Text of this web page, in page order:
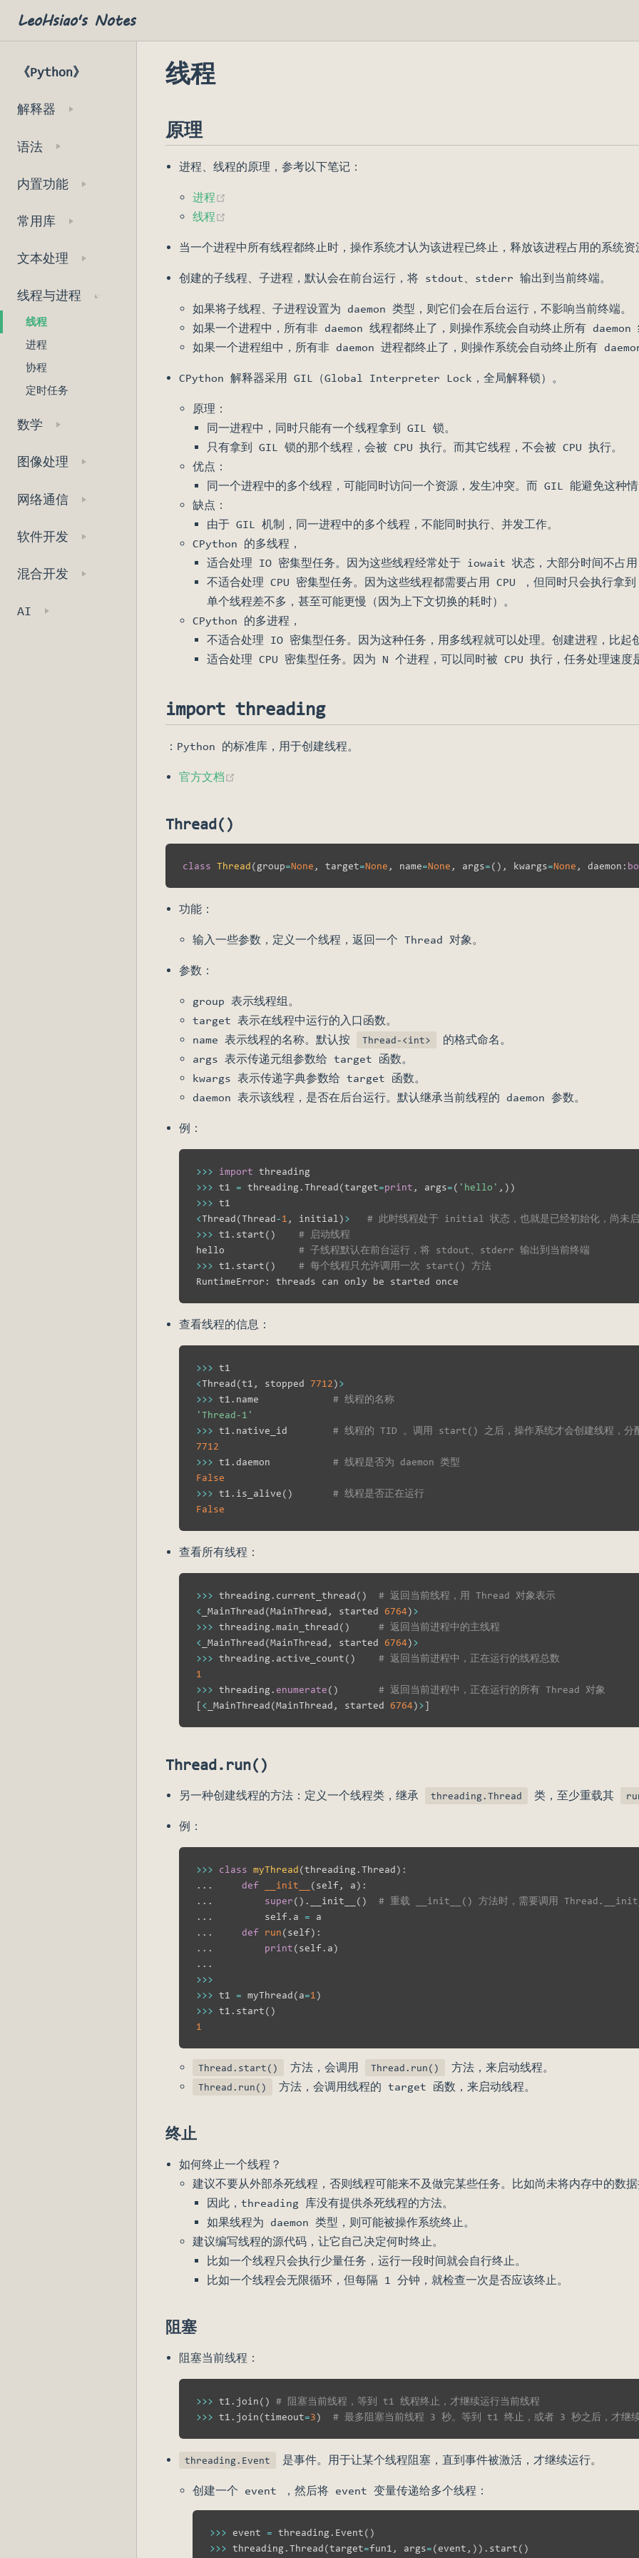
LeoHsiao's Notes
《Python》
解释器
语法
内置功能
常用库
文本处理
线程与进程
线程
进程
协程
定时任务
数学
图像处理
网络通信
软件开发
混合开发
AI
线程
原理
进程、线程的原理，参考以下笔记：
进程
线程
当一个进程中所有线程都终止时，操作系统才认为该进程已终止，释放该进程占用的系统
创建的子线程、子进程，默认会在前台运行，将 stdout、stderr 输出到当前终端。
如果将子线程、子进程设置为 daemon 类型，则它们会在后台运行，不影响当前终端。
如果一个进程中，所有非 daemon 线程都终止了，则操作系统会自动终止所有 daemon
如果一个进程组中，所有非 daemon 进程都终止了，则操作系统会自动终止所有
CPython 解释器采用 GIL（Global Interpreter Lock，全局解释锁）。
原理：
同一进程中，同时只能有一个线程拿到 GIL 锁。
只有拿到 GIL 锁的那个线程，会被 CPU 执行。而其它线程，不会被 CPU 执行。
优点：
同一个进程中的多个线程，可能同时访问一个资源，发生冲突。而 GIL 能避免这种
缺点：
由于 GIL 机制，同一进程中的多个线程，不能同时执行、并发工作。
CPython 的多线程，
适合处理 IO 密集型任务。因为这些线程经常处于 iowait 状态，大部分时间不占
不适合处理 CPU 密集型任务。因为这些线程都需要占用 CPU ，但同时只会执行拿
单个线程差不多，甚至可能更慢（因为上下文切换的耗时）。
CPython 的多进程，
不适合处理 IO 密集型任务。因为这种任务，用多线程就可以处理。创建进程，比起
适合处理 CPU 密集型任务。因为 N 个进程，可以同时被 CPU 执行，任务处理速
import threading
：Python 的标准库，用于创建线程。
官方文档
Thread()
class Thread(group=None , target=None , name=None , args=( ) , kwargs=None , daemon :
功能：
输入一些参数，定义一个线程，返回一个 Thread 对象。
参数：
group 表示线程组。
target 表示在线程中运行的入口函数。
name 表示线程的名称。默认按
Thread-<int>
的格式命名。
args 表示传递元组参数给 target 函数。
kwargs 表示传递字典参数给 target 函数。
daemon 表示该线程，是否在后台运行。默认继承当前线程的 daemon 参数。
例：
>>> import
>>> t1 = threading .Thread(target=print , args=( 'hello' , ) )
>>>
<Thread(Thread-1 , initial )>
# 此时线程处于 initial 状态，也就是已经初始化，尚未
>>> t1 . start( )
# 启动线程
hello # 子线程默认在前台运行，将 stdout、stderr 输出到当前终端
>>> t1 . start( )
# 每个线程只允许调用一次 start() 方法
RuntimeError :
查看线程的信息：
>>>
<Thread(t1 , stopped 7712)>
>>> t1 . name # 线程的名称
'Thread-1'
>>> t1 . native_id # 线程的 TID 。调用 start() 之后，操作系统才会创建线程，分
7712
>>> t1 .daemon # 线程是否为 daemon 类型
False
>>> t1 . is_alive( )
# 线程是否正在运行
False
查看所有线程：
>>> threading . current_thread( )
# 返回当前线程，用 Thread 对象表示
<
_MainThread(MainThread , started 6764)>
>>> threading .main_thread( )
# 返回当前进程中的主线程
<
_MainThread(MainThread , started 6764)>
>>> threading . active_count( )
# 返回当前进程中，正在运行的线程总数
1
>>> threading .enumerate( )
# 返回当前进程中，正在运行的所有 Thread 对象
[< _MainThread(MainThread , started 6764)>]
Thread.run()
另一种创建线程的方法：定义一个线程类，继承 threading.Thread 类，至少重载其
例：
>>> class myThread(threading .Thread) :
. . . def __init__ (self, a) :
. . . super( ) . __init__ ( )
# 重载 __init__() 方法时，需要调用
. . .
         self
. a =
. . . def run(self) :
. . . print(self. a)
. . .
>>>
>>> t1 = myThread(a=1 )
>>> t1 . start( )
1
Thread.start() 方法，会调用 Thread.run() 方法，来启动线程。
Thread.run() 方法，会调用线程的 target 函数，来启动线程。
终止
如何终止一个线程？
建议不要从外部杀死线程，否则线程可能来不及做完某些任务。比如尚未将内存中的数
因此，threading 库没有提供杀死线程的方法。
如果线程为 daemon 类型，则可能被操作系统终止。
建议编写线程的源代码，让它自己决定何时终止。
比如一个线程只会执行少量任务，运行一段时间就会自行终止。
比如一个线程会无限循环，但每隔 1 分钟，就检查一次是否应该终止。
阻塞
阻塞当前线程：
>>> t1. join( )
# 阻塞当前线程，等到 t1 线程终止，才继续运行当前线程
>>> t1. join(timeout=3) # 最多阻塞当前线程 3 秒。等到 t1 终止，或者 3 秒之后，才继
threading.Event 是事件。用于让某个线程阻塞，直到事件被激活，才继续运行。
创建一个 event ，然后将 event 变量传递给多个线程：
>>> event = threading . Event( )
>>> threading .Thread(target=fun1 , args=(event , ) ) . start( )